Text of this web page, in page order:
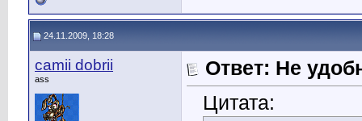
24.11.2009, 18:28
camii dobrii
ass
Ответ: Не
Цитата: